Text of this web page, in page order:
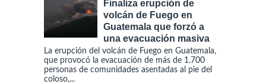
Finaliza erupción de
volcán de Fuego en
Guatemala que forzó a
una evacuación masiva
La erupción del volcán de Fuego en Guatemala,
que provocó la evacuación de más de 1.700
personas de comunidades asentadas al pie del
coloso,...